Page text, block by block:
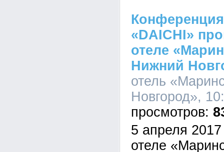
«DAICHI»
отеле
Нижний
отель
Новгород»,
5 апреля 2017
отеле